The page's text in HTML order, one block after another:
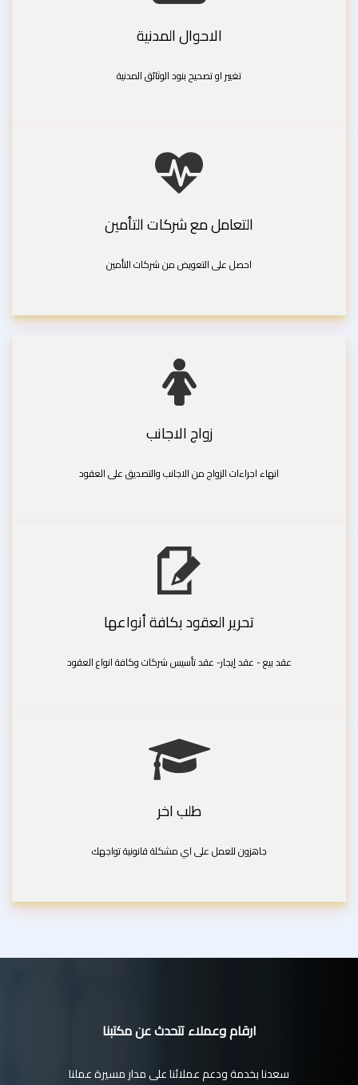
الاحوال المدنية
تغيير او تصحيح بنود الوثائق المدنية
التعامل مع شركات التأمين
احصل على التعويض من شركات التأمين
زواج الاجانب
انهاء اجراءات الزواج من الاجانب والتصديق على العقود
تحرير العقود بكافة أنواعها
عقد بيع - عقد إيجار- عقد تأسيس شركات وكافة انواع العقود
طلب اخر
جاهزون للعمل على اي مشكلة قانونية تواجهك
ارقام وعملاء تتحدث عن مكتبنا
سعدنا بخدمة ودعم عملائنا على مدار مسيرة عملنا